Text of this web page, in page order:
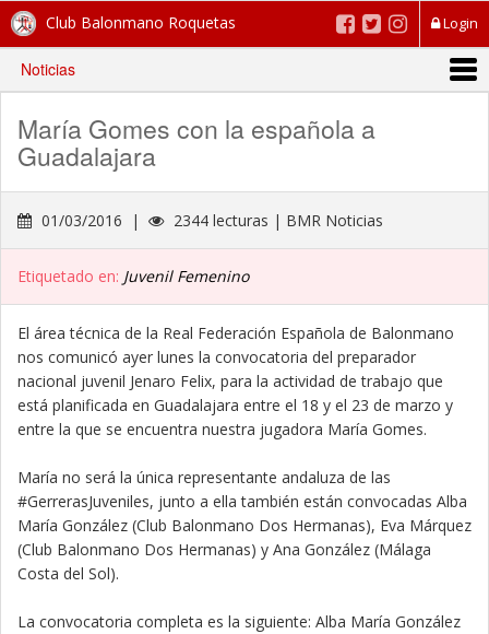
Login
Club Balonmano Roquetas
Noticias
María Gomes con la española a
Guadalajara
01/03/2016 | 2344 lecturas | BMR Noticias
Etiquetado en: Juvenil Femenino
El área técnica de la Real Federación Española de Balonmano
nos comunicó ayer lunes la convocatoria del preparador
nacional juvenil Jenaro Felix, para la actividad de trabajo que
está planificada en Guadalajara entre el 18 y el 23 de marzo y
entre la que se encuentra nuestra jugadora María Gomes.
María no será la única representante andaluza de las
#GerrerasJuveniles, junto a ella también están convocadas Alba
María González (Club Balonmano Dos Hermanas), Eva Márquez
(Club Balonmano Dos Hermanas) y Ana González (Málaga
Costa del Sol).
La convocatoria completa es la siguiente: Alba María González